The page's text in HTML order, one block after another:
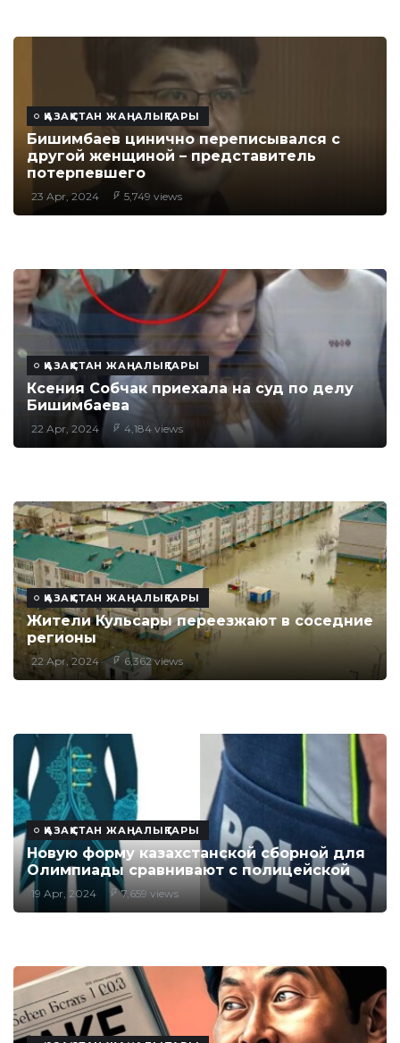
ҚАЗАҚСТАН ЖАҢАЛЫҚТАРЫ
Бишимбаев цинично переписывался с
другой женщиной – представитель
потерпевшего
23 Apr, 2024 5,749 views
ҚАЗАҚСТАН ЖАҢАЛЫҚТАРЫ
Ксения Собчак приехала на суд по делу
Бишимбаева
22 Apr, 2024 4,184 views
ҚАЗАҚСТАН ЖАҢАЛЫҚТАРЫ
Жители Кульсары переезжают в соседние
регионы
22 Apr, 2024 6,362 views
ҚАЗАҚСТАН ЖАҢАЛЫҚТАРЫ
Новую форму казахстанской сборной для
Олимпиады сравнивают с полицейской
19 Apr, 2024 7,659 views